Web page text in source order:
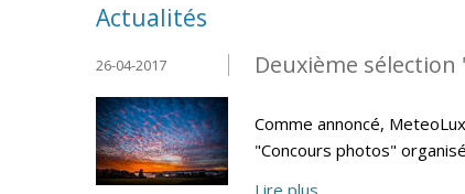
Actualités
Deuxième
26-04-2017
Comme annoncé,
"Concours photos"
Lire plus